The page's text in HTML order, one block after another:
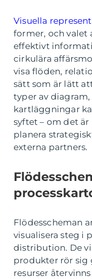
Visuella
former, och valet
effektivt
cirkulära
visa flöden,
sätt som är lätt
typer av
kartläggningar
syftet – om det
planera
externa partners.
Flödesscheman
visualisera steg i
distribution. De
produkter rör sig
resurser